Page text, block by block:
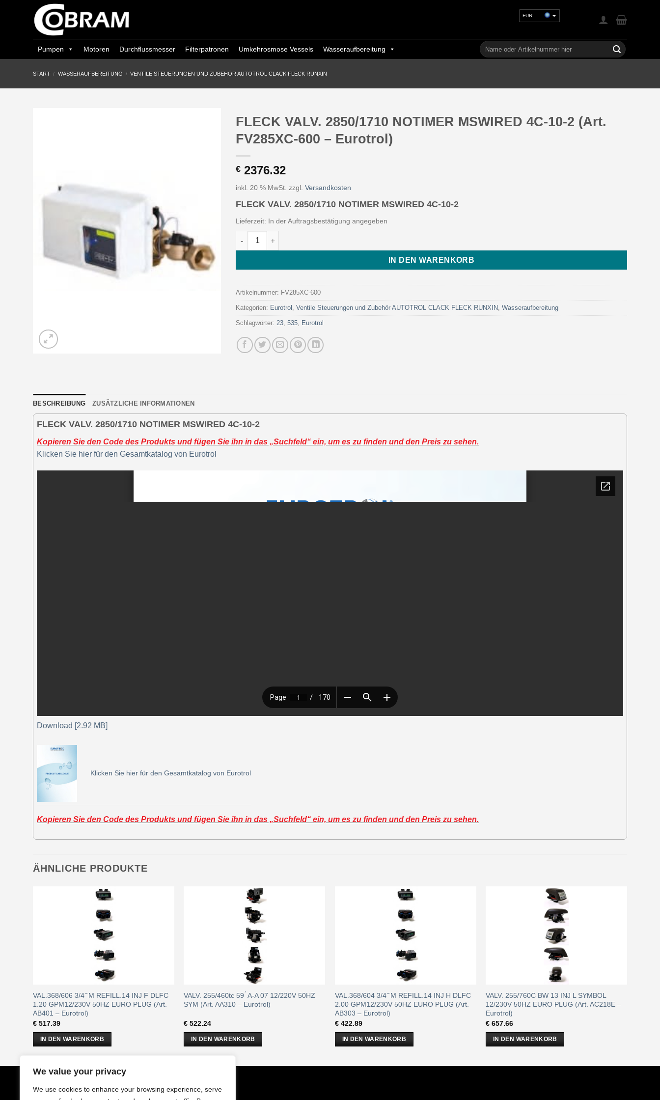
We value your privacy
We use cookies to enhance your browsing experience, serve
EUR
GBP
Pumpen Motoren Durchflussmesser Filterpatronen Umkehrosmose Vessels Wasseraufbereitung
Suchen
nach:
START / WASSERAUFBEREITUNG / VENTILE STEUERUNGEN UND ZUBEHÖR AUTOTROL CLACK FLECK RUNXIN
FLECK VALV. 2850/1710 NOTIMER MSWIRED 4C-10-2 (Art.
FV285XC-600 – Eurotrol)
€ 2376.32
inkl. 20 % MwSt. zzgl.Versandkosten
FLECK VALV. 2850/1710 NOTIMER MSWIRED 4C-10-2
Lieferzeit: In der Auftragsbestätigung angegeben
FLECK VALV. 2850/1710 NOTIMER MSWIRED 4C-10-2 (Art. FV285XC-600 - Eurotrol) Menge
IN DEN WARENKORB
Artikelnummer: FV285XC-600
Kategorien: Eurotrol ,Ventile Steuerungen und Zubehör AUTOTROL CLACK FLECK RUNXIN ,Wasseraufbereitung
Schlagwörter: 23 ,535 Eurotrol
BESCHREIBUNG ZUSÄTZLICHE INFORMATIONEN
FLECK VALV. 2850/1710 NOTIMER MSWIRED 4C-10-2
Kopieren Sie den Code des Produkts und fügen Sie ihn in das „Suchfeld“ ein, um es zu finden und den Preis zu sehen.
Klicken Sie hier für den Gesamtkatalog von Eurotrol
Download [2.92 MB]
Klicken Sie hier für den Gesamtkatalog von Eurotrol
Kopieren Sie den Code des Produkts und fügen Sie ihn in das „Suchfeld“ ein, um es zu finden und den Preis zu sehen.
ÄHNLICHE PRODUKTE
VAL.368/606 3/4 ̋ M REFILL.14 INJ F DLFC
1.20 GPM12/230V 50HZ EURO PLUG (Art.
AB401 – Eurotrol)
€517.39
IN DEN WARENKORB
VALV. 255/460tc 59 ́ A-A 07 12/220V 50HZ
SYM (Art. AA310 – Eurotrol)
€ 522.24
IN DEN WARENKORB
VAL.368/604 3/4 ̋ M REFILL.14 INJ H DLFC
2.00 GPM12/230V 50HZ EURO PLUG (Art.
AB303 – Eurotrol)
€422.89
IN DEN WARENKORB
VALV. 255/760C BW 13 INJ L SYMBOL
12/230V 50HZ EURO PLUG (Art. AC218E –
Eurotrol)
€ 657.66
IN DEN WARENKORB
CobrAmGmbH
Impressum